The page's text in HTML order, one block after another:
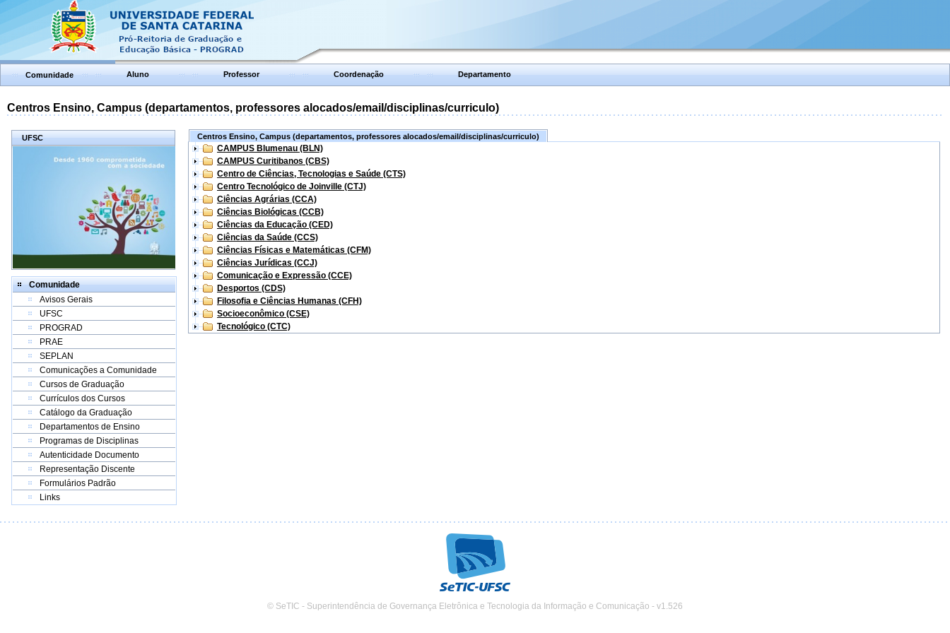
Comunidade Aluno Professor Coordenação Departamento
Centros Ensino, Campus (departamentos, professores alocados/email/disciplinas/curriculo)
UFSC
Comunidade
Avisos Gerais
UFSC
PROGRAD
PRAE
SEPLAN
Comunicações a Comunidade
Cursos de Graduação
Currículos dos Cursos
Catálogo da Graduação
Departamentos de Ensino
Programas de Disciplinas
Autenticidade Documento
Representação Discente
Formulários Padrão
Links
Centros Ensino, Campus (departamentos, professores alocados/email/disciplinas/curriculo)
CAMPUS Blumenau (BLN)
CAMPUS Curitibanos (CBS)
Centro de Ciências, Tecnologias e Saúde (CTS)
Centro Tecnológico de Joinville (CTJ)
Ciências Agrárias (CCA)
Ciências Biológicas (CCB)
Ciências da Educação (CED)
Ciências da Saúde (CCS)
Ciências Físicas e Matemáticas (CFM)
Ciências Jurídicas (CCJ)
Comunicação e Expressão (CCE)
Desportos (CDS)
Filosofia e Ciências Humanas (CFH)
Socioeconômico (CSE)
Tecnológico (CTC)
© SeTIC - Superintendência de Governança Eletrônica e Tecnologia da Informação e Comunicação - v1.526